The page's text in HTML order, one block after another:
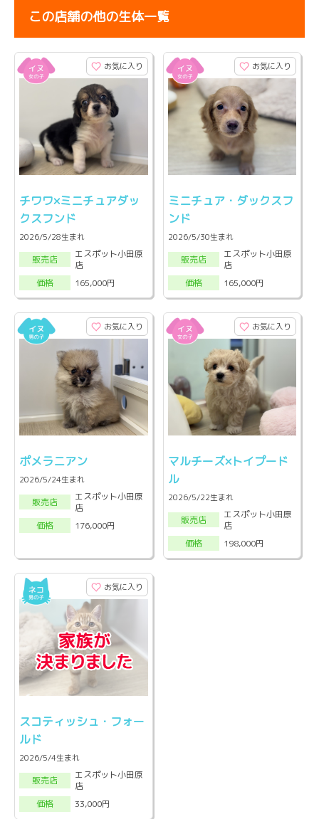
この店舗の他の生体一覧
お気に入り
チワワ×ミニチュアダッ
クスフンド
2026/5/28生まれ
販売店
エスポット小田原
店
価格
165,000円
お気に入り
ミニチュア・ダックスフ
ンド
2026/5/30生まれ
販売店
エスポット小田原
店
価格
165,000円
お気に入り
ポメラニアン
2026/5/24生まれ
販売店
エスポット小田原
店
価格
176,000円
お気に入り
マルチーズ×トイプード
ル
2026/5/22生まれ
販売店
エスポット小田原
店
価格
198,000円
お気に入り
スコティッシュ・フォー
ルド
2026/5/4生まれ
販売店
エスポット小田原
店
価格
33,000円